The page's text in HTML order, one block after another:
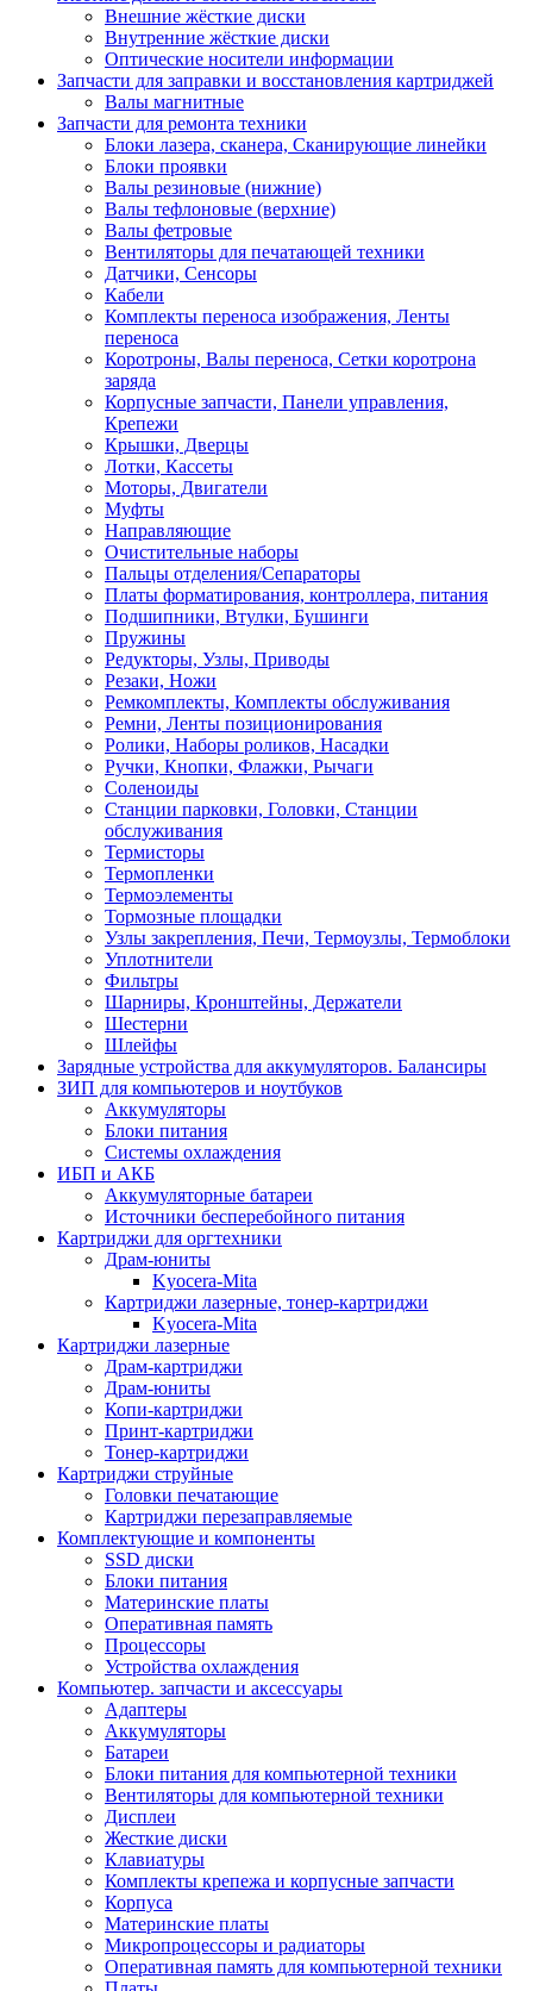
Внешние жёсткие диски
Внутренние жёсткие диски
Оптические носители информации
Запчасти для заправки и восстановления картриджей
Валы магнитные
Запчасти для ремонта техники
Блоки лазера, сканера, Сканирующие линейки
Блоки проявки
Валы резиновые (нижние)
Валы тефлоновые (верхние)
Валы фетровые
Вентиляторы для печатающей техники
Датчики, Сенсоры
Кабели
Комплекты переноса изображения, Ленты
переноса
Коротроны, Валы переноса, Сетки коротрона
заряда
Корпусные запчасти, Панели управления,
Крепежи
Крышки, Дверцы
Лотки, Кассеты
Моторы, Двигатели
Муфты
Направляющие
Очистительные наборы
Пальцы отделения/Сепараторы
Платы форматирования, контроллера, питания
Подшипники, Втулки, Бушинги
Пружины
Редукторы, Узлы, Приводы
Резаки, Ножи
Ремкомплекты, Комплекты обслуживания
Ремни, Ленты позиционирования
Ролики, Наборы роликов, Насадки
Ручки, Кнопки, Флажки, Рычаги
Соленоиды
Станции парковки, Головки, Станции
обслуживания
Термисторы
Термопленки
Термоэлементы
Тормозные площадки
Узлы закрепления, Печи, Термоузлы, Термоблоки
Уплотнители
Фильтры
Шарниры, Кронштейны, Держатели
Шестерни
Шлейфы
Зарядные устройства для аккумуляторов. Балансиры
ЗИП для компьютеров и ноутбуков
Аккумуляторы
Блоки питания
Системы охлаждения
ИБП и АКБ
Аккумуляторные батареи
Источники бесперебойного питания
Картриджи для оргтехники
Драм-юниты
Kyocera-Mita
Картриджи лазерные, тонер-картриджи
Kyocera-Mita
Картриджи лазерные
Драм-картриджи
Драм-юниты
Копи-картриджи
Принт-картриджи
Тонер-картриджи
Картриджи струйные
Головки печатающие
Картриджи перезаправляемые
Комплектующие и компоненты
SSD диски
Блоки питания
Материнские платы
Оперативная память
Процессоры
Устройства охлаждения
Компьютер. запчасти и аксессуары
Адаптеры
Аккумуляторы
Батареи
Блоки питания для компьютерной техники
Вентиляторы для компьютерной техники
Дисплеи
Жесткие диски
Клавиатуры
Комплекты крепежа и корпусные запчасти
Корпуса
Материнские платы
Микропроцессоры и радиаторы
Оперативная память для компьютерной техники